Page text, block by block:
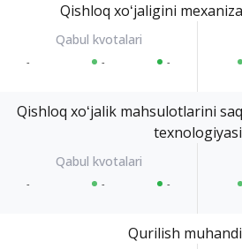
Qishloq xoʻjaligini
- - -
Qishloq xoʻjalik mahsulotlarini
texnologiyasi
- - -
Qurilish